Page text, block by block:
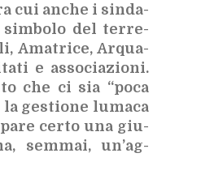
cui an­che i sin­da­
sim­bo­lo del ter­re­
Ama­tri­ce, Ar­qua­
e as­so­cia­zio­ni.
che ci sia “poca
ge­stio­ne lu­ma­ca
cer­to una giu­
sem­mai, un’ag­